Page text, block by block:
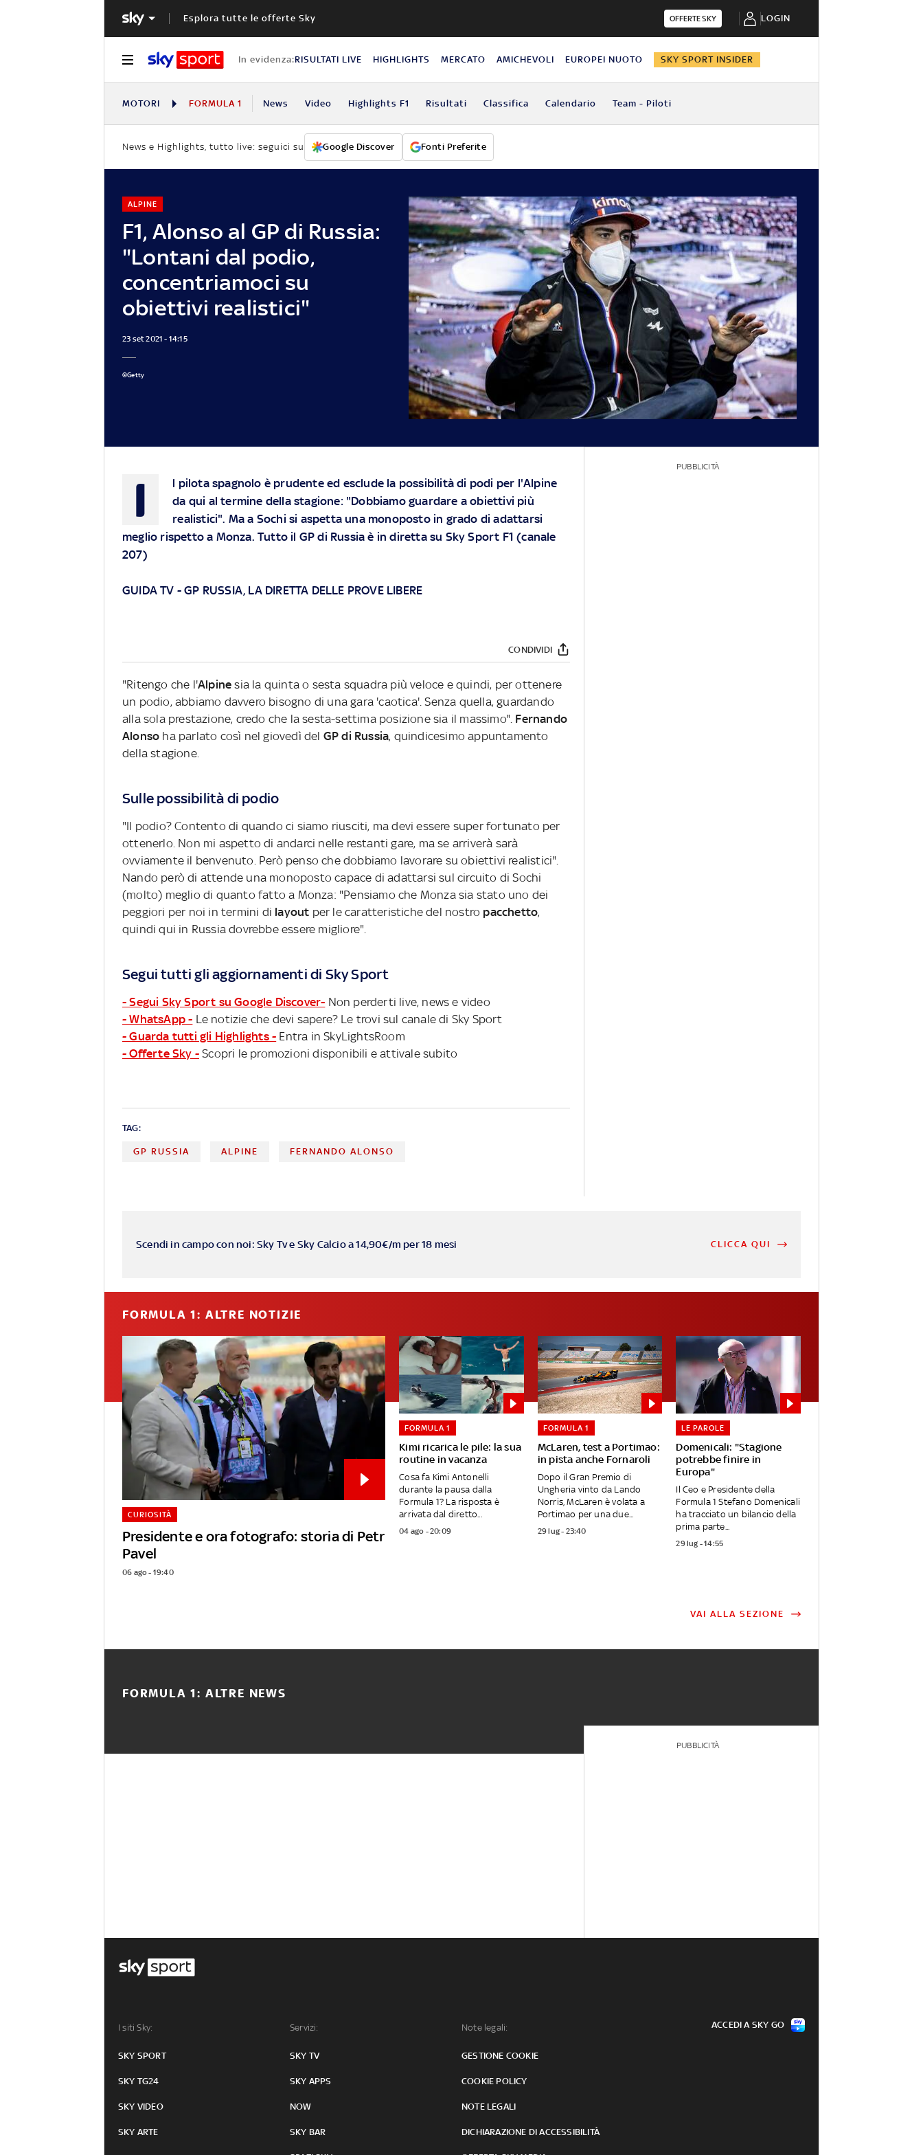
Esplora tutte le offerte Sky OFFERTE SKY LOGIN
In evidenza:RISULTATI LIVE HIGHLIGHTS MERCATO AMICHEVOLI EUROPEI NUOTO SKY SPORT INSIDER
MOTORI FORMULA 1 News Video Highlights F1 Risultati Classifica Calendario Team - Piloti
News e Highlights, tutto live: seguici su Google Discover Fonti Preferite
F1, Alonso al GP di Russia:
"Lontani dal podio,
concentriamoci su
obiettivi realistici"
ALPINE
23 set 2021 - 14:15
©Getty
I
l pilota spagnolo è prudente ed esclude la possibilità di podi per l'Alpine
da qui al termine della stagione: "Dobbiamo guardare a obiettivi più
realistici". Ma a Sochi si aspetta una monoposto in grado di adattarsi
meglio rispetto a Monza. Tutto il GP di Russia è in diretta su Sky Sport F1 (canale
207)
GUIDA TV -GP RUSSIA, LA DIRETTA DELLE PROVE LIBERE
CONDIVIDI
"Ritengo che l'Alpine sia la quinta o sesta squadra più veloce e quindi, per ottenere
un podio, abbiamo davvero bisogno di una gara 'caotica'. Senza quella, guardando
alla sola prestazione, credo che la sesta-settima posizione sia il massimo". Fernando
Alonso ha parlato così nel giovedì del GP di Russia, quindicesimo appuntamento
della stagione.
Sulle possibilità di podio
"Il podio? Contento di quando ci siamo riusciti, ma devi essere super fortunato per
ottenerlo. Non mi aspetto di andarci nelle restanti gare, ma se arriverà sarà
ovviamente il benvenuto. Però penso che dobbiamo lavorare su obiettivi realistici".
Nando però di attende una monoposto capace di adattarsi sul circuito di Sochi
(molto) meglio di quanto fatto a Monza: "Pensiamo che Monza sia stato uno dei
peggiori per noi in termini di layout per le caratteristiche del nostro pacchetto,
quindi qui in Russia dovrebbe essere migliore".
Segui tutti gli aggiornamenti di Sky Sport
- Segui Sky Sport su Google Discover- Non perderti live, news e video
- WhatsApp - Le notizie che devi sapere? Le trovi sul canale di Sky Sport
- Guarda tutti gli Highlights - Entra in SkyLightsRoom
- Offerte Sky - Scopri le promozioni disponibili e attivale subito
TAG:
GP RUSSIA ALPINE FERNANDO ALONSO
PUBBLICITÀ
Scendi in campo con noi: Sky Tv e Sky Calcio a 14,90€/m per 18 mesi CLICCA QUI
FORMULA 1: ALTRE NOTIZIE
Presidente e ora fotografo: storia di Petr
Pavel
CURIOSITÀ
06 ago - 19:40
Kimi ricarica le pile: la sua
routine in vacanza
FORMULA 1
Cosa fa Kimi Antonelli
durante la pausa dalla
Formula 1? La risposta è
arrivata dal diretto...
04 ago - 20:09
McLaren, test a Portimao:
in pista anche Fornaroli
FORMULA 1
Dopo il Gran Premio di
Ungheria vinto da Lando
Norris, McLaren è volata a
Portimao per una due...
29 lug - 23:40
Domenicali: "Stagione
potrebbe finire in
Europa"
LE PAROLE
Il Ceo e Presidente della
Formula 1 Stefano Domenicali
ha tracciato un bilancio della
prima parte...
29 lug - 14:55
VAI ALLA SEZIONE
FORMULA 1: ALTRE NEWS
PUBBLICITÀ
I siti Sky:
SKY SPORT
SKY TG24
SKY VIDEO
SKY ARTE
Servizi:
SKY TV
SKY APPS
NOW
SKY BAR
Note legali:
GESTIONE COOKIE
COOKIE POLICY
NOTE LEGALI
DICHIARAZIONE DI ACCESSIBILITÀ
ACCEDI A SKY GO